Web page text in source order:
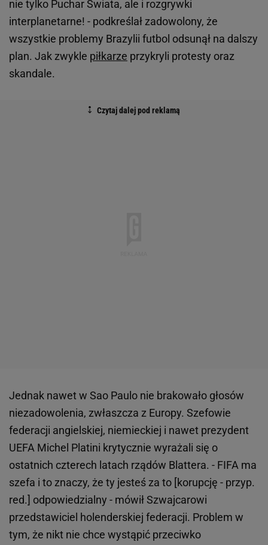
nie tylko Puchar Świata, ale i rozgrywki
interplanetarne! - podkreślał zadowolony, że
wszystkie problemy Brazylii futbol odsunął na dalszy
plan. Jak zwykle piłkarze przykryli protesty oraz
skandale.
Jednak nawet w Sao Paulo nie brakowało głosów
niezadowolenia, zwłaszcza z Europy. Szefowie
federacji angielskiej, niemieckiej i nawet prezydent
UEFA Michel Platini krytycznie wyrażali się o
ostatnich czterech latach rządów Blattera. - FIFA ma
szefa i to znaczy, że ty jesteś za to [korupcję - przyp.
red.] odpowiedzialny - mówił Szwajcarowi
przedstawiciel holenderskiej federacji. Problem w
tym, że nikt nie chce wystąpić przeciwko